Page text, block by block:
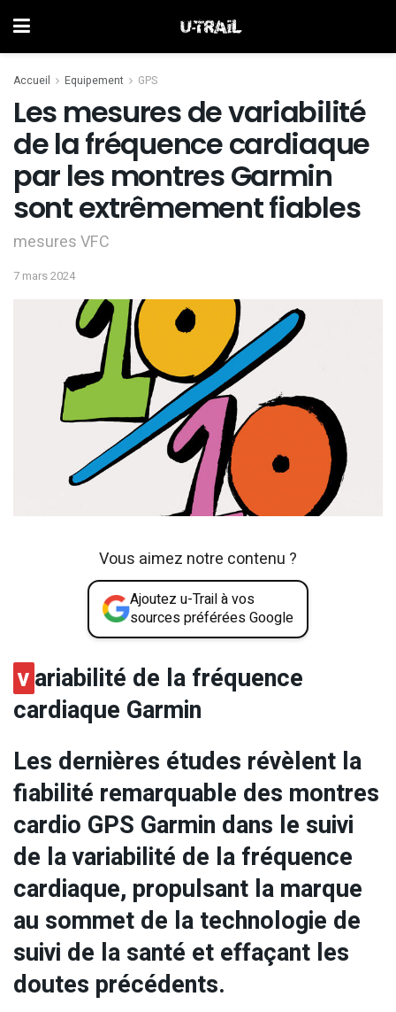
Accueil Equipement GPS
Les mesures de variabilité
de la fréquence cardiaque
par les montres Garmin
sont extrêmement fiables
mesures VFC
7 mars 2024
Vous aimez notre contenu ?
Ajoutez u-Trail à vos
sources préférées Google
variabilité de la fréquence
cardiaque Garmin
Les dernières études révèlent la
fiabilité remarquable des montres
cardio GPS Garmin dans le suivi
de la variabilité de la fréquence
cardiaque, propulsant la marque
au sommet de la technologie de
suivi de la santé et effaçant les
doutes précédents.